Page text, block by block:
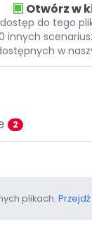
Otwórz w
dostęp do tego
innych
w
2
plikach.